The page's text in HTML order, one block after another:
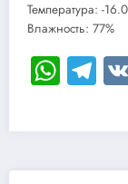
Температура: -
Влажность: 77%